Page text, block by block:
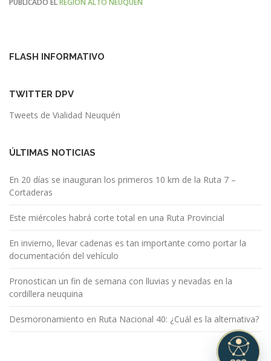
PUBLICADO ELREGION ALTO NEUQUEN
FLASH INFORMATIVO
TWITTER DPV
Tweets de Vialidad Neuquén
ÚLTIMAS NOTICIAS
En 20 días se inauguran los primeros 10 km de la Ruta 7 –
Cortaderas
Este miércoles habrá corte total en una Ruta Provincial
En invierno, llevar cadenas es tan importante como portar la
documentación del vehículo
Pronostican un fin de semana con lluvias y nevadas en la
cordillera neuquina
Desmoronamiento en Ruta Nacional 40: ¿Cuál es la alternativa?